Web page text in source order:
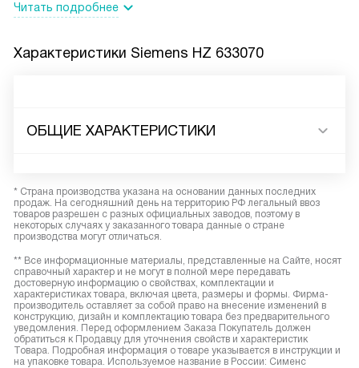
Читать подробнее
Характеристики Siemens HZ 633070
ОБЩИЕ ХАРАКТЕРИСТИКИ
* Страна производства указана на основании данных последних
продаж. На сегодняшний день на территорию РФ легальный ввоз
товаров разрешен с разных официальных заводов, поэтому в
некоторых случаях у заказанного товара данные о стране
производства могут отличаться.
** Все информационные материалы, представленные на Сайте, носят
справочный характер и не могут в полной мере передавать
достоверную информацию о свойствах, комплектации и
характеристиках товара, включая цвета, размеры и формы. Фирма-
производитель оставляет за собой право на внесение изменений в
конструкцию, дизайн и комплектацию товара без предварительного
уведомления. Перед оформлением Заказа Покупатель должен
обратиться к Продавцу для уточнения свойств и характеристик
Товара. Подробная информация о товаре указывается в инструкции и
на упаковке товара. Используемое название в России: Сименс